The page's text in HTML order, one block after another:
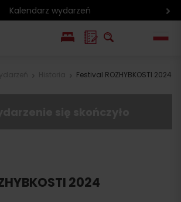
Kalendarz wydarzeń
Festival ROZHYBKOSTI 2024
2024